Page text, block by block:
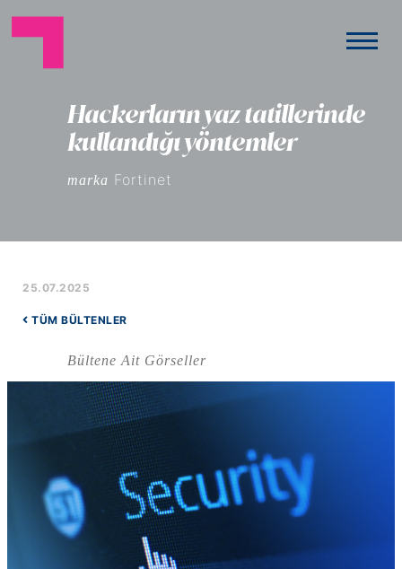
Hackerların yaz tatillerinde
kullandığı yöntemler
marka Fortinet
25.07.2025
TÜM BÜLTENLER
Bültene Ait Görseller